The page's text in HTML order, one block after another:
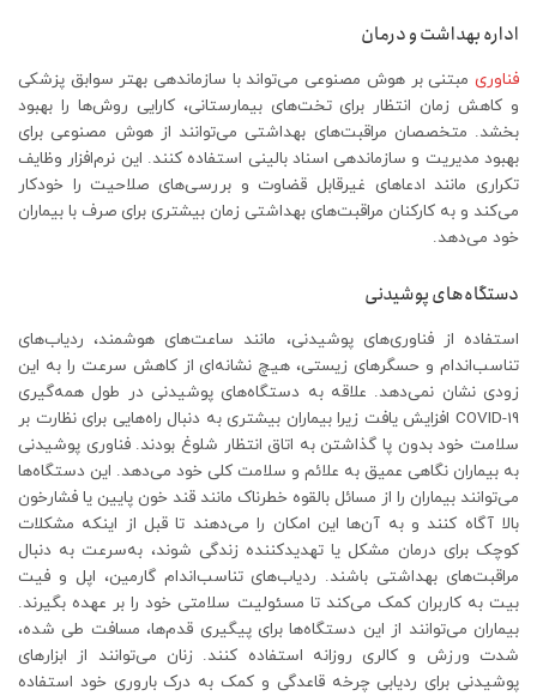
اداره بهداشت و درمان
فناوری مبتنی بر هوش مصنوعی می‌تواند با سازماندهی بهتر سوابق پزشکی
و کاهش زمان انتظار برای تخت‌های بیمارستانی، کارایی روش‌ها را بهبود
بخشد. متخصصان مراقبت‌های بهداشتی می‌توانند از هوش مصنوعی برای
بهبود مدیریت و سازماندهی اسناد بالینی استفاده کنند. این نرم‌افزار وظایف
تکراری مانند ادعاهای غیرقابل قضاوت و بررسی‌های صلاحیت را خودکار
می‌کند و به کارکنان مراقبت‌های بهداشتی زمان بیشتری برای صرف با بیماران
خود می‌دهد.
دستگاه‌های پوشیدنی
استفاده از فناوری‌های پوشیدنی، مانند ساعت‌های هوشمند، ردیاب‌های
تناسب‌اندام و حسگرهای زیستی، هیچ نشانه‌ای از کاهش سرعت را به این
زودی نشان نمی‌دهد. علاقه به دستگاه‌های پوشیدنی در طول همه‌گیری
COVID-19 افزایش یافت زیرا بیماران بیشتری به دنبال راه‌هایی برای نظارت بر
سلامت خود بدون پا گذاشتن به اتاق انتظار شلوغ بودند. فناوری پوشیدنی
به بیماران نگاهی عمیق به علائم و سلامت کلی خود می‌دهد. این دستگاه‌ها
می‌توانند بیماران را از مسائل بالقوه خطرناک مانند قند خون پایین یا فشارخون
بالا آگاه کنند و به آن‌ها این امکان را می‌دهند تا قبل از اینکه مشکلات
کوچک برای درمان مشکل یا تهدیدکننده زندگی شوند، به‌سرعت به دنبال
مراقبت‌های بهداشتی باشند. ردیاب‌های تناسب‌اندام گارمین، اپل و فیت
بیت به کاربران کمک می‌کند تا مسئولیت سلامتی خود را بر عهده بگیرند.
بیماران می‌توانند از این دستگاه‌ها برای پیگیری قدم‌ها، مسافت طی شده،
شدت ورزش و کالری روزانه استفاده کنند. زنان می‌توانند از ابزارهای
پوشیدنی برای ردیابی چرخه قاعدگی و کمک به درک باروری خود استفاده